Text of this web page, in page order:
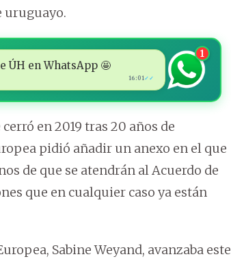
uruguayo.
ÚH en WhatsApp 🤩
16:01✓✓
1
en 2019 tras 20 años de
pidió añadir un anexo en el que
de que se atendrán al Acuerdo de
que en cualquier caso ya están
Sabine Weyand, avanzaba este